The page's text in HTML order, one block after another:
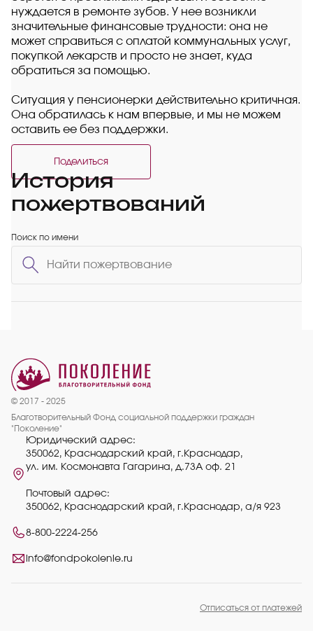
нуждается в ремонте зубов. У нее возникли
значительные финансовые трудности: она не
может справиться с оплатой коммунальных услуг,
покупкой лекарств и просто не знает, куда
обратиться за помощью.
Ситуация у пенсионерки действительно критичная.
Она обратилась к нам впервые, и мы не можем
оставить ее без поддержки.
Поделиться
История
пожертвований
Поиск по имени
© 2017 - 2025
Благотворительный Фонд социальной поддержки граждан
"Поколение"
Юридический адрес:
350062, Краснодарский край, г.Краснодар,
ул. им. Космонавта Гагарина, д.73А оф. 21
Почтовый адрес:
350062, Краснодарский край, г.Краснодар, а/я 923
8-800-2224-256
info@fondpokolenie.ru
Отписаться от платежей